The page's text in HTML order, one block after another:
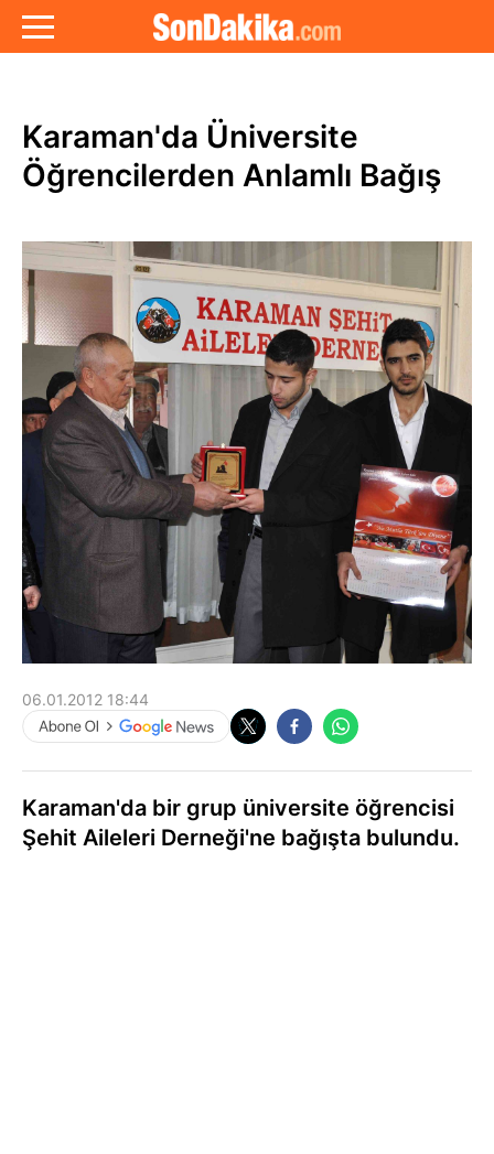
Karaman'da Üniversite
Öğrencilerden Anlamlı Bağış
06.01.2012 18:44
Karaman'da bir grup üniversite öğrencisi
Şehit Aileleri Derneği'ne bağışta bulundu.